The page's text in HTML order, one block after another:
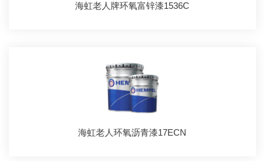
海虹老人牌环氧富锌漆1536C
海虹老人环氧沥青漆17ECN